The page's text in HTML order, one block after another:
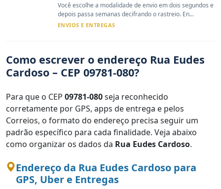
Você escolhe a modalidade de envio em dois segundos e
depois passa semanas decifrando o rastreio. En...
ENVIOS E ENTREGAS
Como escrever o endereço Rua Eudes
Cardoso – CEP 09781-080?
Para que o CEP 09781-080seja reconhecido
corretamente por GPS, apps de entrega e pelos
Correios, o formato do endereço precisa seguir um
padrão específico para cada finalidade. Veja abaixo
como organizar os dados da Rua Eudes Cardoso.
Endereço da Rua Eudes Cardoso para
GPS, Uber e Entregas